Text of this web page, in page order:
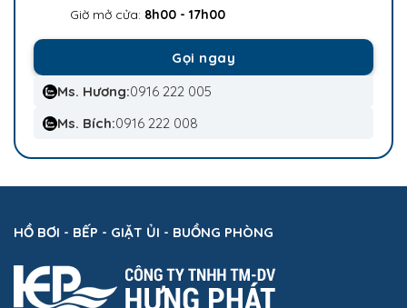
Giờ mở cửa: 8h00 - 17h00
Gọi ngay
Ms. Hương:0916 222 005
Ms. Bích:0916 222 008
HỒ BƠI - BẾP - GIẶT ỦI - BUỒNG PHÒNG